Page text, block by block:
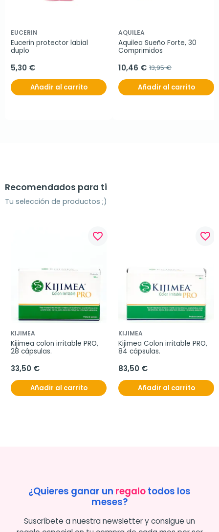
EUCERIN
Eucerin protector labial
duplo
5,30 €
Añadir al carrito
AQUILEA
Aquilea Sueño Forte, 30
Comprimidos
10,46 € 13,95 €
Añadir al carrito
Recomendados para ti
Tu selección de productos ;)
favorite_border
KIJIMEA
Kijimea colon irritable PRO,
28 cápsulas.
33,50 €
Añadir al carrito
favorite_border
KIJIMEA
Kijimea Colon irritable PRO,
84 cápsulas.
83,50 €
Añadir al carrito
¿Quieres ganar un regalotodos los
meses?
Suscríbete a nuestra newsletter y consigue un